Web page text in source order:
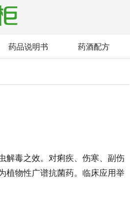
药品说明书 药酒配方
解毒之效。对痢疾、伤寒、副伤
植物性广谱抗菌药。临床应用举